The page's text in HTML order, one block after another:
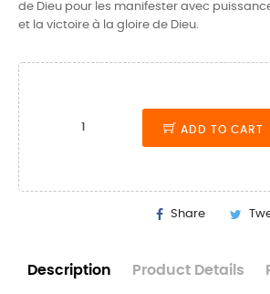
de Dieu pour les manifester avec
et la victoire à la gloire de Dieu.
ADD TO CART
Share
Description Product Details